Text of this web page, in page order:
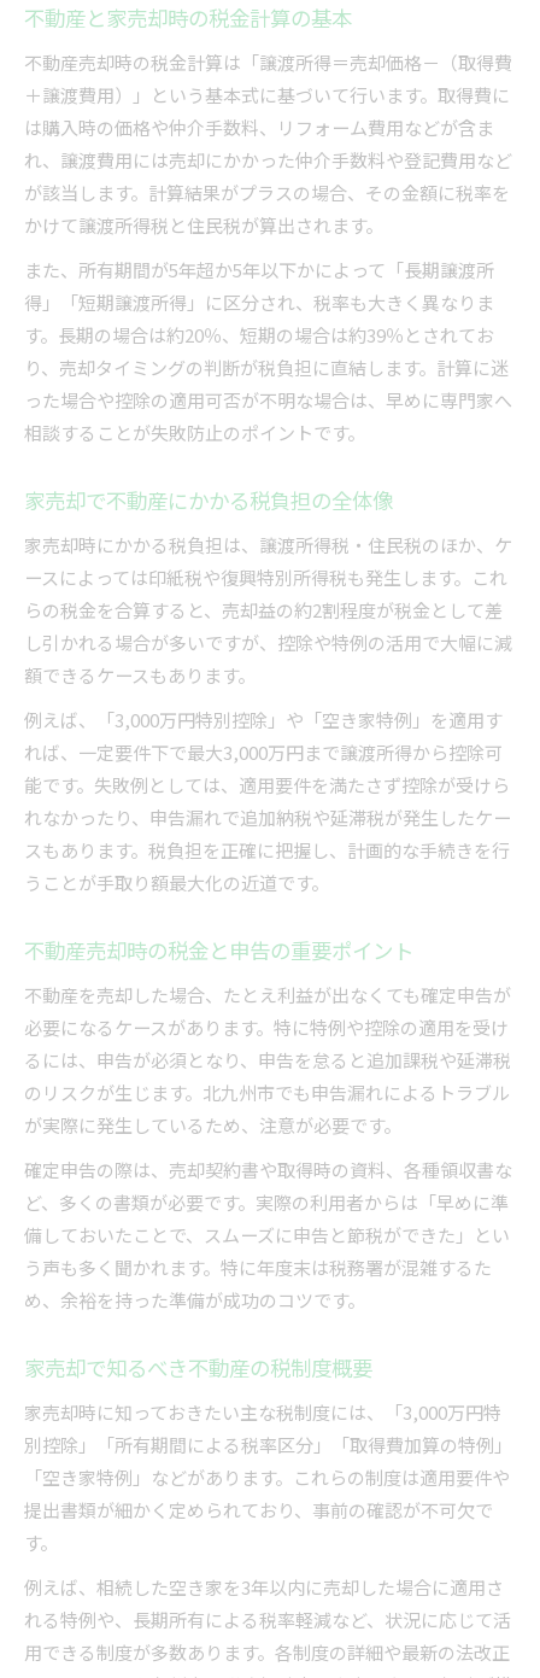
知っておくべき住民税や控除のポイント
家売却時の住民税計算と非課税の基準
不動産売却で活用したい主な控除一覧
不動産と住民税非課税限度額の判定ポイント
家売却時に利用できる控除と適用条件
不動産売却時の住民税対策と控除活用法
失敗しないための不動産税務実務ガイド
不動産売却の税務手続きでよくある注意点
家売却時の不動産税務ミスを防ぐ方法
不動産売却を成功に導く税務実務の流れ
家売却と不動産税務の専門家活用の重要性
不動産売却書類準備と税務対応のコツ
不動産と家売却時の税金計算の基本
不動産売却時の税金計算は「譲渡所得＝売却価格－（取得費
＋譲渡費用）」という基本式に基づいて行います。取得費に
は購入時の価格や仲介手数料、リフォーム費用などが含ま
れ、譲渡費用には売却にかかった仲介手数料や登記費用など
が該当します。計算結果がプラスの場合、その金額に税率を
かけて譲渡所得税と住民税が算出されます。
また、所有期間が5年超か5年以下かによって「長期譲渡所
得」「短期譲渡所得」に区分され、税率も大きく異なりま
す。長期の場合は約20％、短期の場合は約39％とされてお
り、売却タイミングの判断が税負担に直結します。計算に迷
った場合や控除の適用可否が不明な場合は、早めに専門家へ
相談することが失敗防止のポイントです。
家売却で不動産にかかる税負担の全体像
家売却時にかかる税負担は、譲渡所得税・住民税のほか、ケ
ースによっては印紙税や復興特別所得税も発生します。これ
らの税金を合算すると、売却益の約2割程度が税金として差
し引かれる場合が多いですが、控除や特例の活用で大幅に減
額できるケースもあります。
例えば、「3,000万円特別控除」や「空き家特例」を適用す
れば、一定要件下で最大3,000万円まで譲渡所得から控除可
能です。失敗例としては、適用要件を満たさず控除が受けら
れなかったり、申告漏れで追加納税や延滞税が発生したケー
スもあります。税負担を正確に把握し、計画的な手続きを行
うことが手取り額最大化の近道です。
不動産売却時の税金と申告の重要ポイント
不動産を売却した場合、たとえ利益が出なくても確定申告が
必要になるケースがあります。特に特例や控除の適用を受け
るには、申告が必須となり、申告を怠ると追加課税や延滞税
のリスクが生じます。北九州市でも申告漏れによるトラブル
が実際に発生しているため、注意が必要です。
確定申告の際は、売却契約書や取得時の資料、各種領収書な
ど、多くの書類が必要です。実際の利用者からは「早めに準
備しておいたことで、スムーズに申告と節税ができた」とい
う声も多く聞かれます。特に年度末は税務署が混雑するた
め、余裕を持った準備が成功のコツです。
家売却で知るべき不動産の税制度概要
家売却時に知っておきたい主な税制度には、「3,000万円特
別控除」「所有期間による税率区分」「取得費加算の特例」
「空き家特例」などがあります。これらの制度は適用要件や
提出書類が細かく定められており、事前の確認が不可欠で
す。
例えば、相続した空き家を3年以内に売却した場合に適用さ
れる特例や、長期所有による税率軽減など、状況に応じて活
用できる制度が多数あります。各制度の詳細や最新の法改正